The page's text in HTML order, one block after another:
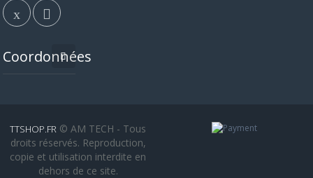
Coordonnées
TTSHOP.FR © AM TECH - Tous
droits réservés. Reproduction,
copie et utilisation interdite en
dehors de ce site.